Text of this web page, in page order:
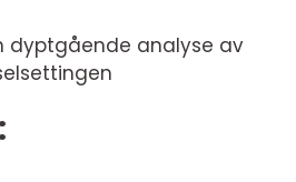
dyptgående analyse av